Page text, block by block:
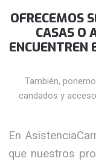
OFRECEMOS
CASAS O
ENCUENTREN
También,
candados y
En
que nuestros